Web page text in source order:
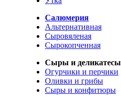
Салюмерия
Альтернативная
Сыровяленая
Сырокопченная
Сыры и деликатесы
Огурчики и перчики
Оливки и грибы
Сыры и конфитюры